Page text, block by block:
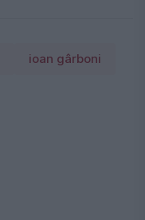
ioan gârboni